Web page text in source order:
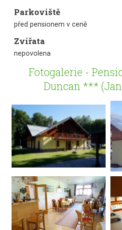
Parkoviště
před pensionem v ceně
Zvířata
nepovolena
Fotogalerie -
Duncan ***